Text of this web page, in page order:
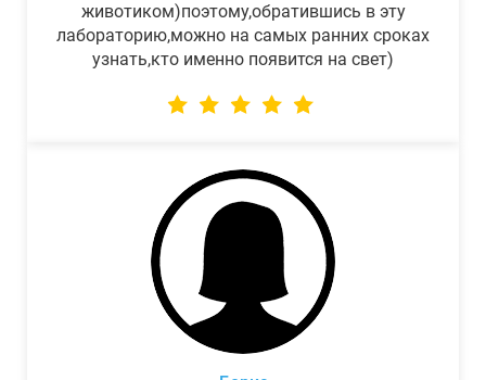
животиком)поэтому,обратившись в эту
лабораторию,можно на самых ранних сроках
узнать,кто именно появится на свет)